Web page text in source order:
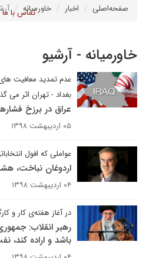
تماس با ما صفحه‌اصلی اخبار خاورمیانه
خاورمیانه - آرشیو
عدم تمدید معافیت
بغداد - تهران اثر می
عراق در برزخ
۰۵ اردیبهشت ۱۳۹۸
عواملی که افول
اردوغان نباخت،
۰۴ اردیبهشت ۱۳۹۸
در آغاز هفته‌ی کار و
رهبر انقلاب:
باشد و اراده کند،